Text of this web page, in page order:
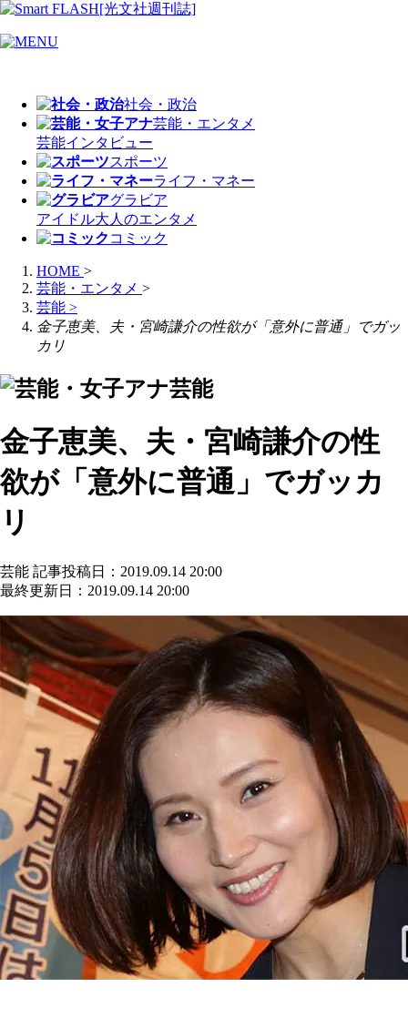
社会・政治
芸能・エンタメ
芸能インタビュー
スポーツ
ライフ・マネー
グラビア
アイドル大人のエンタメ
コミック
HOME >
芸能・エンタメ >
芸能 >
金子恵美、夫・宮崎謙介の性欲が「意外に普通」でガッ
カリ
芸能
金子恵美、夫・宮崎謙介の性
欲が「意外に普通」でガッカ
リ
芸能 記事投稿日：2019.09.14 20:00
最終更新日：2019.09.14 20:00